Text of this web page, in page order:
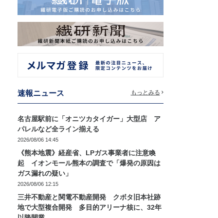
速報ニュース もっとみる
名古屋駅前に「オニツカタイガー」大型店 ア
パレルなど全ライン揃える
2026/08/06 14:45
《熊本地震》経産省、LPガス事業者に注意喚
起 イオンモール熊本の調査で「爆発の原因は
ガス漏れの疑い」
2026/08/06 12:15
三井不動産と関電不動産開発 クボタ旧本社跡
地で大型複合開発 多目的アリーナ核に、32年